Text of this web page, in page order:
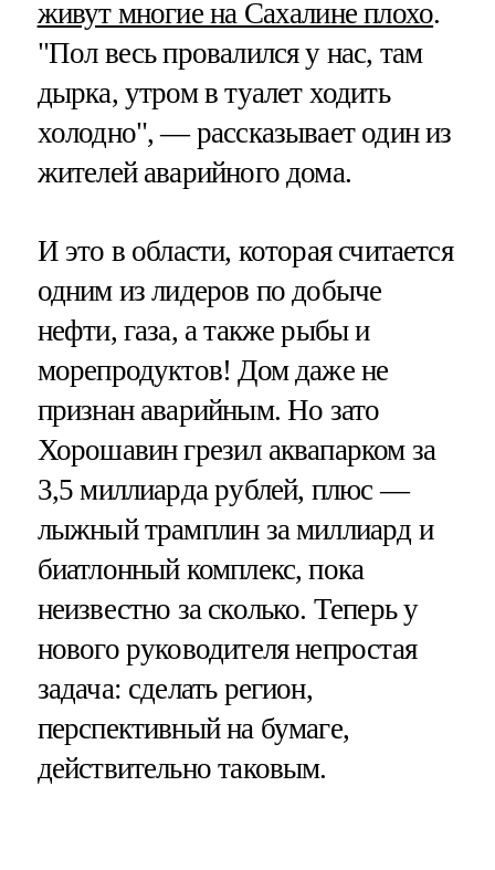
живут многие на Сахалине плохо.
"Пол весь провалился у нас, там
дырка, утром в туалет ходить
холодно", — рассказывает один из
жителей аварийного дома.
И это в области, которая считается
одним из лидеров по добыче
нефти, газа, а также рыбы и
морепродуктов! Дом даже не
признан аварийным. Но зато
Хорошавин грезил аквапарком за
3,5 миллиарда рублей, плюс —
лыжный трамплин за миллиард и
биатлонный комплекс, пока
неизвестно за сколько. Теперь у
нового руководителя непростая
задача: сделать регион,
перспективный на бумаге,
действительно таковым.